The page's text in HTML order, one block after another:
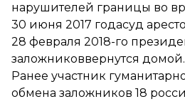
нарушителей границы во
30 июня 2017 годасуд
28 февраля 2018-го
заложниковвернутся домой.
Ранее участник
обмена заложников 18